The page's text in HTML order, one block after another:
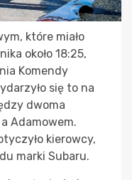
które miało
około 18:25,
Komendy
się to na
dwoma
Adamowem.
kierowcy,
marki Subaru.